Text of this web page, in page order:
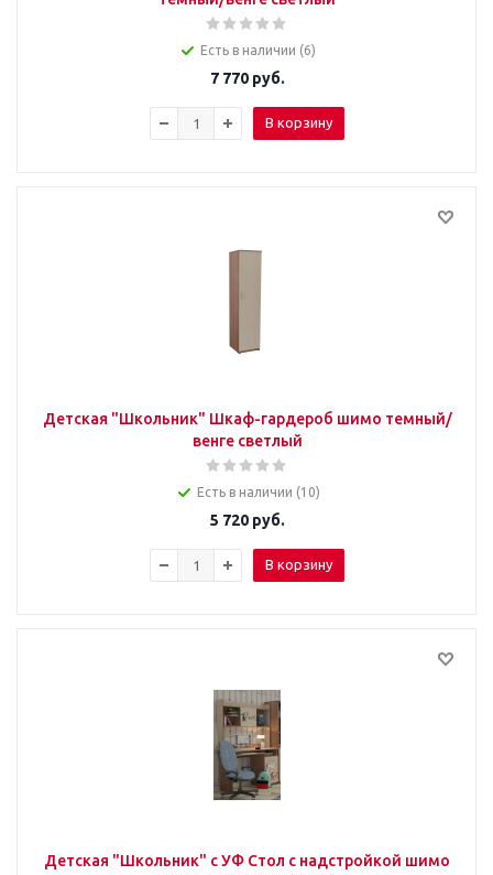
Есть в наличии (6)
7 770руб.
В корзину
Детская "Школьник" Шкаф-гардероб шимо темный/
венге светлый
Есть в наличии (10)
5 720руб.
В корзину
Детская "Школьник" с УФ Стол с надстройкой шимо